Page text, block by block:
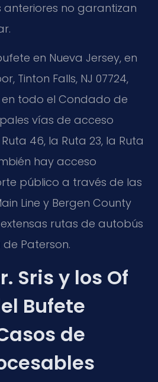
no garantizan
en Nueva Jersey, en
Tinton Falls, NJ 07724,
todo el Condado de
vías de acceso
46, la Ruta 23, la Ruta
hay acceso
público a través de las
Line y Bergen County
rutas de autobús
Paterson.
Sris y los Of
Bufete
de